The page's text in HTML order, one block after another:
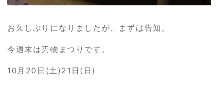
お久しぶりになりましたが、まずは告知。
今週末は刃物まつりです。
10月20日(土)21日(日)